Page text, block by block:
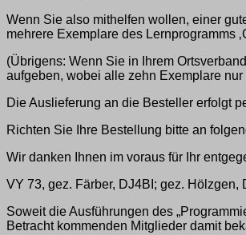
Wenn Sie also mithelfen wollen, einer
mehrere Exemplare des Lernprogramms
(Übrigens: Wenn Sie in Ihrem
aufgeben, wobei alle zehn Exemplare
Die Auslieferung an die Besteller erfolgt
Richten Sie Ihre Bestellung bitte an
Wir danken Ihnen im voraus für Ihr
VY 73, gez. Färber, DJ4BI; gez. Hölzgen,
Soweit die Ausführungen des
Betracht kommenden Mitglieder damit